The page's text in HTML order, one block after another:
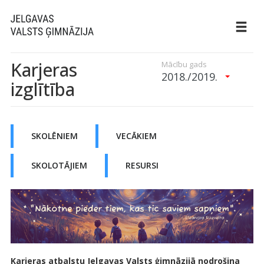
Karjeras
izglītība
Mācību gads
2018./2019.
SKOLĒNIEM VECĀKIEM
SKOLOTĀJIEM RESURSI
Karjeras atbalstu Jelgavas Valsts ģimnāzijā nodrošina